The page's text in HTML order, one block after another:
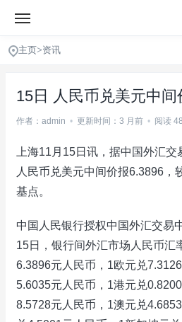
主页>资讯
15日 人民币兑美元中
作者：admin • 更新时间：3 月前 • 阅读
上海11月15日讯，据中国外汇
人民币兑美元中间价报6.3896，
基点。
中国人民银行授权中国外汇交易
15日，银行间外汇市场人民币汇
6.3896元人民币，1欧元兑
5.6035元人民币，1港元兑
8.5728元人民币，1澳元兑